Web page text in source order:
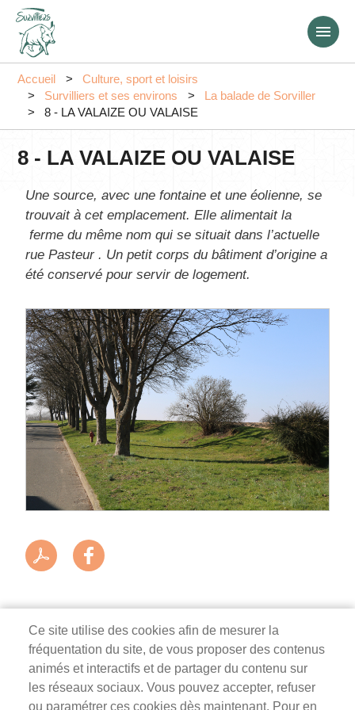
Accueil
Culture, sport et loisirs
Survilliers et ses environs
La balade de Sorviller
8 - LA VALAIZE OU VALAISE
8 - LA VALAIZE OU VALAISE
Une source, avec une fontaine et une éolienne, se
trouvait à cet emplacement. Elle alimentait la
ferme du même nom qui se situait dans l’actuelle
rue Pasteur . Un petit corps du bâtiment d’origine a
été conservé pour servir de logement.
Ce site utilise des cookies afin de mesurer la
fréquentation du site, de vous proposer des contenus
animés et interactifs et de partager du contenu sur
les réseaux sociaux. Vous pouvez accepter, refuser
ou paramétrer ces cookies dès maintenant. Pour en
Mairie de Survilliers
3 rue de la Liberté